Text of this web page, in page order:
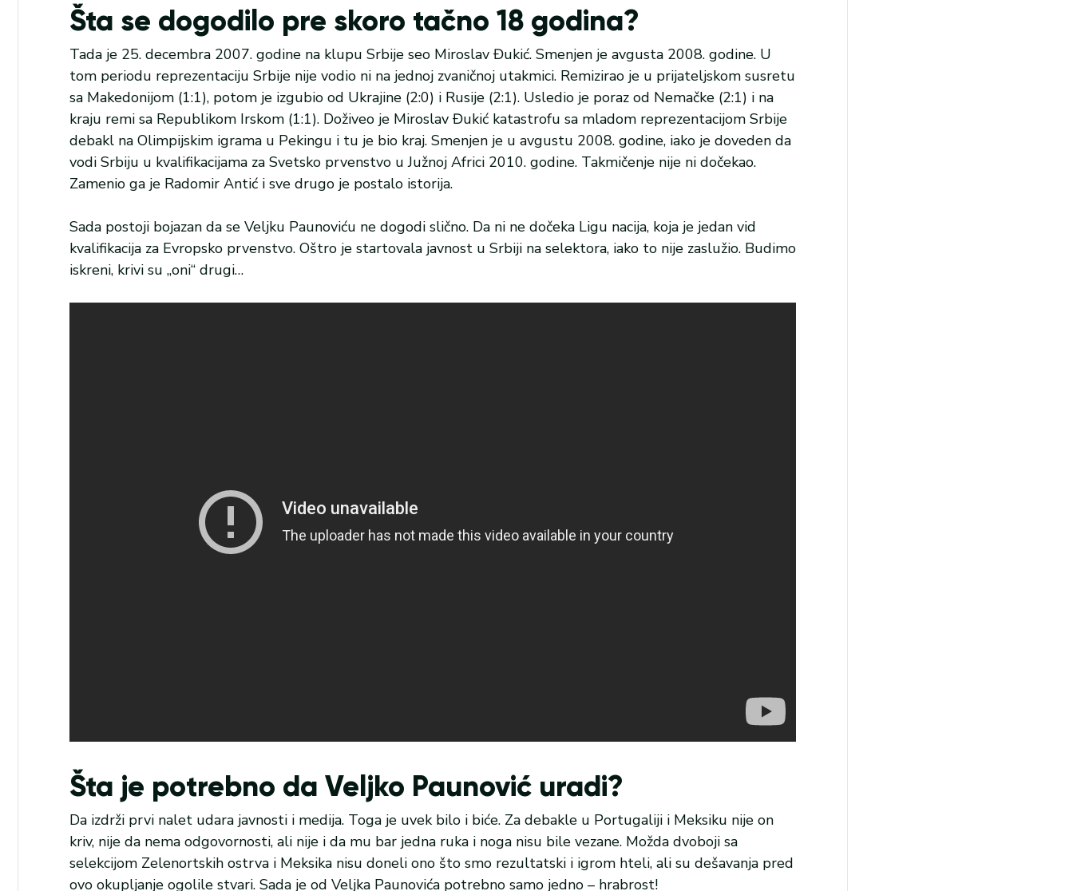
Šta se dogodilo pre skoro tačno 18 godina?
Tada je 25. decembra 2007. godine na klupu Srbije seo Miroslav Đukić. Smenjen je avgusta 2008. godine. U
tom periodu reprezentaciju Srbije nije vodio ni na jednoj zvaničnoj utakmici. Remizirao je u prijateljskom susretu
sa Makedonijom (1:1), potom je izgubio od Ukrajine (2:0) i Rusije (2:1). Usledio je poraz od Nemačke (2:1) i na
kraju remi sa Republikom Irskom (1:1). Doživeo je Miroslav Đukić katastrofu sa mladom reprezentacijom Srbije
debakl na Olimpijskim igrama u Pekingu i tu je bio kraj. Smenjen je u avgustu 2008. godine, iako je doveden da
vodi Srbiju u kvalifikacijama za Svetsko prvenstvo u Južnoj Africi 2010. godine. Takmičenje nije ni dočekao.
Zamenio ga je Radomir Antić i sve drugo je postalo istorija.
Sada postoji bojazan da se Veljku Paunoviću ne dogodi slično. Da ni ne dočeka Ligu nacija, koja je jedan vid
kvalifikacija za Evropsko prvenstvo. Oštro je startovala javnost u Srbiji na selektora, iako to nije zaslužio. Budimo
iskreni, krivi su „oni“ drugi…
Šta je potrebno da Veljko Paunović uradi?
Da izdrži prvi nalet udara javnosti i medija. Toga je uvek bilo i biće. Za debakle u Portugaliji i Meksiku nije on
kriv, nije da nema odgovornosti, ali nije i da mu bar jedna ruka i noga nisu bile vezane. Možda dvoboji sa
selekcijom Zelenortskih ostrva i Meksika nisu doneli ono što smo rezultatski i igrom hteli, ali su dešavanja pred
ovo okupljanje ogolile stvari. Sada je od Veljka Paunovića potrebno samo jedno – hrabrost!